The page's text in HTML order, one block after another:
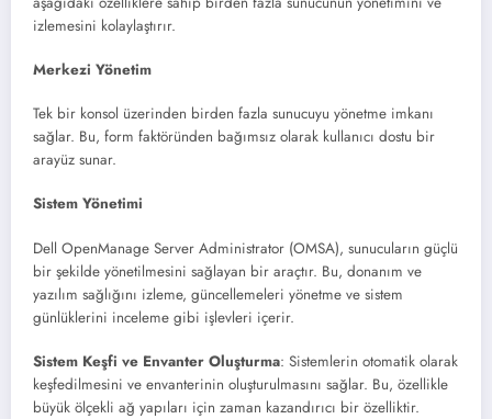
izlemesini kolaylaştırır.
Merkezi Yönetim
Tek bir konsol üzerinden birden fazla sunucuyu yönetme imkanı
sağlar. Bu, form faktöründen bağımsız olarak kullanıcı dostu bir
arayüz suna​​r.
Sistem Yönetimi
Dell OpenManage Server Administrator (OMSA), sunucuların güçlü
bir şekilde yönetilmesini sağlayan bir araçtır. Bu, donanım ve
yazılım sağlığını izleme, güncellemeleri yönetme ve sistem
günlüklerini inceleme gibi işlevleri içeri​​r.
Sistem Keşfi ve Envanter Oluşturma: Sistemlerin otomatik olarak
keşfedilmesini ve envanterinin oluşturulmasını sağlar. Bu, özellikle
büyük ölçekli ağ yapıları için zaman kazandırıcı bir özellikti​​r.